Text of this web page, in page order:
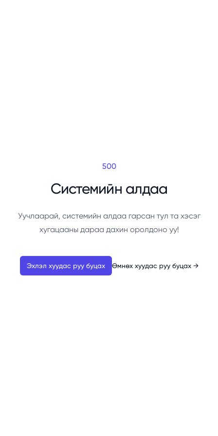
500
Системийн алдаа
Уучлаарай, системийн алдаа гарсан тул та хэсэг
хугацааны дараа дахин оролдоно уу!
Эхлэл хуудас руу буцах Өмнөх хуудас руу буцах →